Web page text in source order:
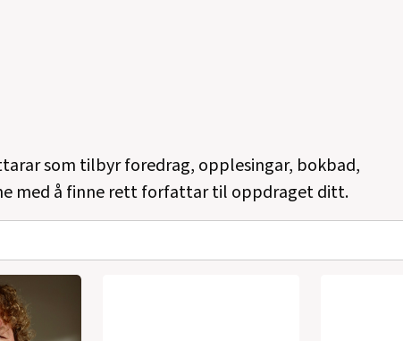
som tilbyr foredrag, opplesingar, bokbad,
med å finne rett forfattar til oppdraget ditt.